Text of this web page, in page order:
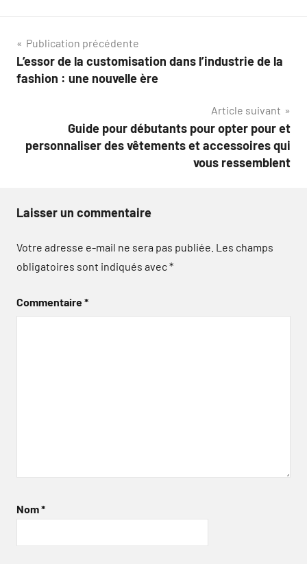
Navigation
de
Publication précédente
L’essor de la customisation dans l’industrie de la
fashion : une nouvelle ère
Article suivant
Guide pour débutants pour opter pour et
personnaliser des vêtements et accessoires qui
vous ressemblent
Laisser un commentaire
Votre adresse e-mail ne sera pas publiée. Les champs
obligatoires sont indiqués avec*
Commentaire*
Nom*